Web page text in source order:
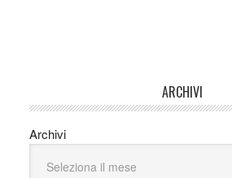
ARCHIVI
Archivi